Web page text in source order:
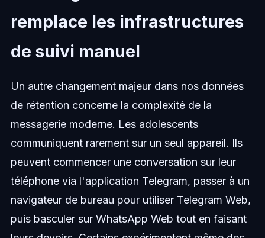
remplace les infrastructures
de suivi manuel
Un autre changement majeur dans nos données
de rétention concerne la complexité de la
messagerie moderne. Les adolescents
communiquent rarement sur un seul appareil. Ils
peuvent commencer une conversation sur leur
téléphone via l'application Telegram, passer à un
navigateur de bureau pour utiliser Telegram Web,
puis basculer sur WhatsApp Web tout en faisant